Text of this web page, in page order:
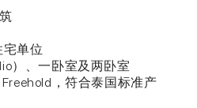
宅单位
）、一卧室及两卧室
，符合泰国标准产